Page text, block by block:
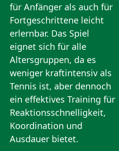
für Anfänger als auch für
Fortgeschrittene leicht
erlernbar. Das Spiel
eignet sich für alle
Altersgruppen, da es
weniger kraftintensiv als
Tennis ist, aber dennoch
ein effektives Training für
Reaktionsschnelligkeit,
Koordination und
Ausdauer bietet.